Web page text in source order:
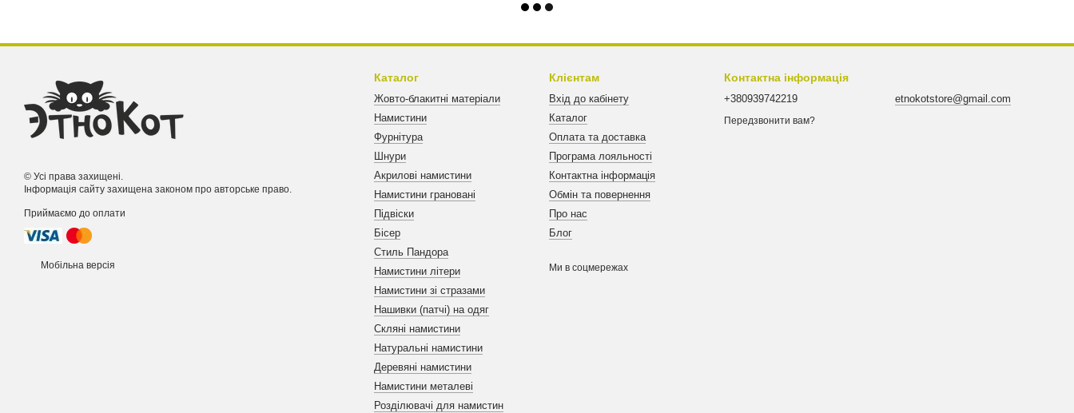
© Усі права захищені.
Інформація сайту захищена законом про авторське право.
Приймаємо до оплати
Мобільна версія
Каталог
Жовто-блакитні матеріали
Намистини
Фурнітура
Шнури
Акрилові намистини
Намистини грановані
Підвіски
Бісер
Стиль Пандора
Намистини літери
Намистини зі стразами
Нашивки (патчі) на одяг
Скляні намистини
Натуральні намистини
Деревяні намистини
Намистини металеві
Розділювачі для намистин
Клієнтам
Вхід до кабінету
Каталог
Оплата та доставка
Програма лояльності
Контактна інформація
Обмін та повернення
Про нас
Блог
Ми в соцмережах
Контактна інформація
+380939742219
Передзвонити вам?
etnokotstore@gmail.com